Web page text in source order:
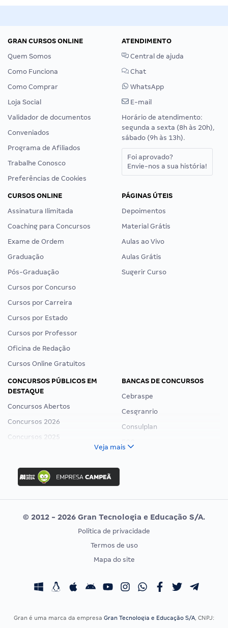
GRAN CURSOS ONLINE
Quem Somos
Como Funciona
Como Comprar
Loja Social
Validador de documentos
Conveniados
Programa de Afiliados
Trabalhe Conosco
Preferências de Cookies
ATENDIMENTO
Central de ajuda
Chat
WhatsApp
E-mail
Horário de atendimento:
segunda a sexta (8h às 20h),
sábado (9h às 13h).
Foi aprovado?
Envie-nos a sua história!
CURSOS ONLINE
Assinatura Ilimitada
Coaching para Concursos
Exame de Ordem
Graduação
Pós-Graduação
Cursos por Concurso
Cursos por Carreira
Cursos por Estado
Cursos por Professor
Oficina de Redação
Cursos Online Gratuitos
PÁGINAS ÚTEIS
Depoimentos
Material Grátis
Aulas ao Vivo
Aulas Grátis
Sugerir Curso
CONCURSOS PÚBLICOS EM
DESTAQUE
Concursos Abertos
Concursos 2026
Concursos 2025
Concurso Nacional Unificado
Concurso Ibama
Concurso MPU
Editais publicados
BANCAS DE CONCURSOS
Cebraspe
Cesgranrio
Consulplan
Vunesp
CONCURSOS POR PROFISSÃO
Concursos Fiscais
EXAME DE ORDEM
Calendário OAB
Veja mais
© 2012 - 2026 Gran Tecnologia e Educação S/A.
Política de privacidade
Termos de uso
Mapa do site
Gran é uma marca da empresa Gran Tecnologia e Educação S/A, CNPJ: